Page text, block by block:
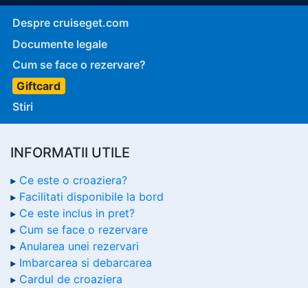
Despre cruiseget.com
Documente legale
Cum se face o rezervare?
Giftcard
Stiri
INFORMATII UTILE
Ce este o croaziera?
Facilitati disponibile la bord
Ce este inclus in pret?
Cum se face o rezervare
Anularea unei rezervari
Imbarcarea si debarcarea
Cardul de croaziera